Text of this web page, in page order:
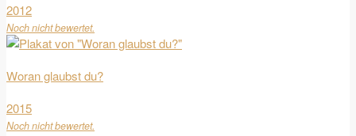
2012
Noch nicht bewertet.
Woran glaubst du?
2015
Noch nicht bewertet.